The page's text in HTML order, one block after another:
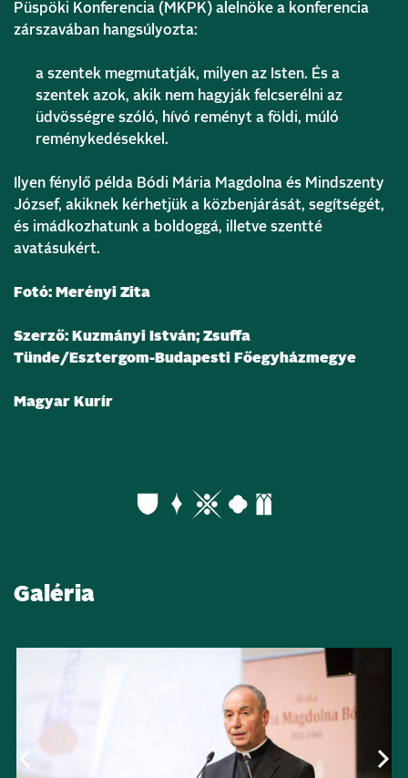
Püspöki Konferencia (MKPK) alelnöke a konferencia
zárszavában hangsúlyozta:
a szentek megmutatják, milyen az Isten. És a
szentek azok, akik nem hagyják felcserélni az
üdvösségre szóló, hívó reményt a földi, múló
reménykedésekkel.
Ilyen fénylő példa Bódi Mária Magdolna és Mindszenty
József, akiknek kérhetjük a közbenjárását, segítségét,
és imádkozhatunk a boldoggá, illetve szentté
avatásukért.
Fotó: Merényi Zita
Szerző: Kuzmányi István; Zsuffa
Tünde/Esztergom-Budapesti Főegyházmegye
Magyar Kurír
Galéria